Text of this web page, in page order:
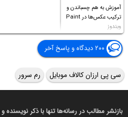
آموزش به هم چسباندن و
ترکیب عکس‌ها در Paint
ویندوز
۲۰۰ دیدگاه و پاسخ آخر
سی پی ارزان کالاف موبایل رم سرور
بازنشر مطالب در رسانه‌ها تنها با ذکر نویسنده و